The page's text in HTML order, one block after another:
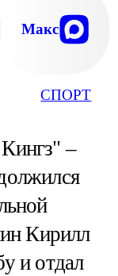
СПОРТ
Макс
–
Кирилл
и отдал